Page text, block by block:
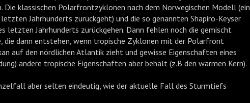
Die klassischen Polarfrontzyklonen nach dem Norwegischen Modell (ein
Jahrhunderts zurückgeht) und die so genannten Shapiro-Keyser
letzten Jahrhunderts zurückgehen. Dann fehlen noch die gemischt
die dann entstehen, wenn tropische Zyklonen mit der Polarfront
auf den nördlichen Atlantik zieht und gewisse Eigenschaften eines
andere tropische Eigenschaften aber behält (z.B den warmen Kern).
aber selten eindeutig, wie der aktuelle Fall des Sturmtiefs